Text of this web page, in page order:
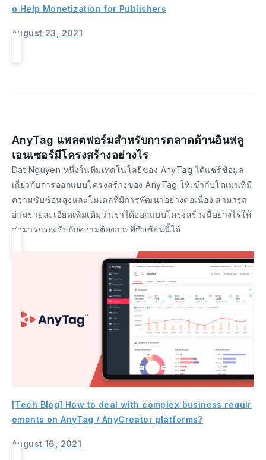
o Help Monetization for Publishers
August 23, 2021
AnyTag แพลตฟอร์มสำหรับการตลาดด้านอินฟลู
เอนเซอร์มีโครงสร้างอย่างไร
Dat Nguyen หนึ่งในทีมเทคโนโลยีของ AnyTag ได้แชร์ข้อมูล
เกี่ยวกับการออกแบบโครงสร้างของ AnyTag ให้เข้ากับโดเมนที่มี
ความซับซ้อนสูงและโมเดลที่มีการพัฒนาอย่างต่อเนื่อง สามารถ
อ่านรายละเอียดเพิ่มเติมว่าเราได้ออกแบบโครงสร้างนี้อย่างไรให้
สามารถรองรับกับความต้องการที่ซับซ้อนนี้ได้
[Tech Blog] How to deal with complex business requir
ements on AnyTag / AnyCreator platforms?
August 16, 2021